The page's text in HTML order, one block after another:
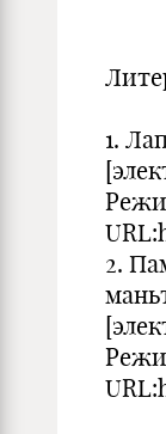
1.
2.